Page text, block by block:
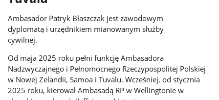
Ambasador Patryk Błaszczak jest zawodowym
dyplomatą i urzędnikiem mianowanym służby
cywilnej.
Od maja 2025 roku pełni funkcję Ambasadora
Nadzwyczajnego i Pełnomocnego Rzeczypospolitej Polskiej
w Nowej Zelandii, Samoa i Tuvalu. Wcześniej, od stycznia
2025 roku, kierował Ambasadą RP w Wellingtonie w